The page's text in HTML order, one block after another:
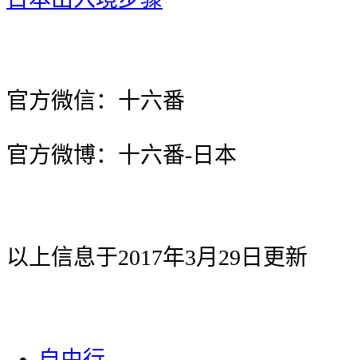
官方微信：十六番
官方微博：十六番-日本
以上信息于2017年3月29日更新